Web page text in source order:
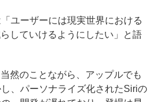
ユーザーには現実世界における
していけるようにしたい」と語
然のことながら、アップルでも
、パーソナライズ化されたSiriの